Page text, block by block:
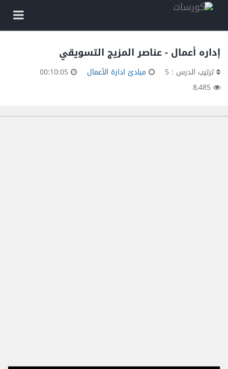
إداره أعمال - عناصر المزيج التسويقي
ترتيب الدرس : 5 مبادئ ادارة الأعمال